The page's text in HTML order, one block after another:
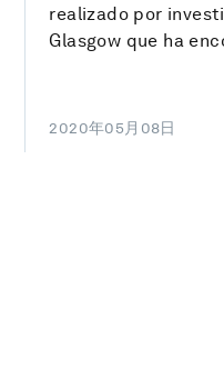
realizado por
Glasgow que ha
2020年05月08日